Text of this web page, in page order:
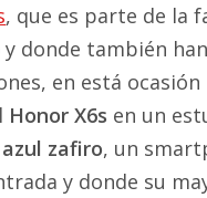
, que es parte de la
y donde también
en está
Honor X6s en un
azul zafiro, un
y donde su